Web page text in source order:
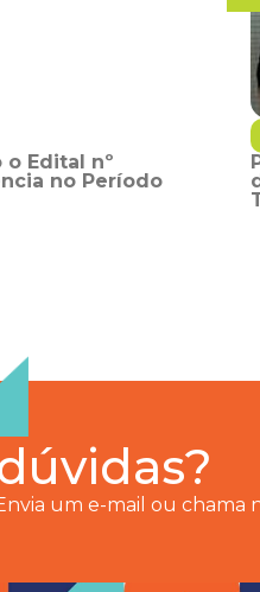
o Edital nº
no Período
um e-mail ou chama